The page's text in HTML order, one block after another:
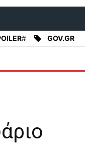
# GOV.GR